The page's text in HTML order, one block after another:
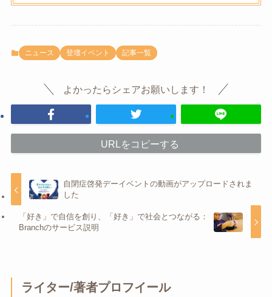
ニュース 登壇イベント 記事一覧
よかったらシェアお願いします！
URLをコピーする
自閉症啓発デーイベントの動画がアップロードされま
した
「好き」で自信を創り、「好き」で社会とつながる：
Branchのサービス説明
ライター/著者プロフイール